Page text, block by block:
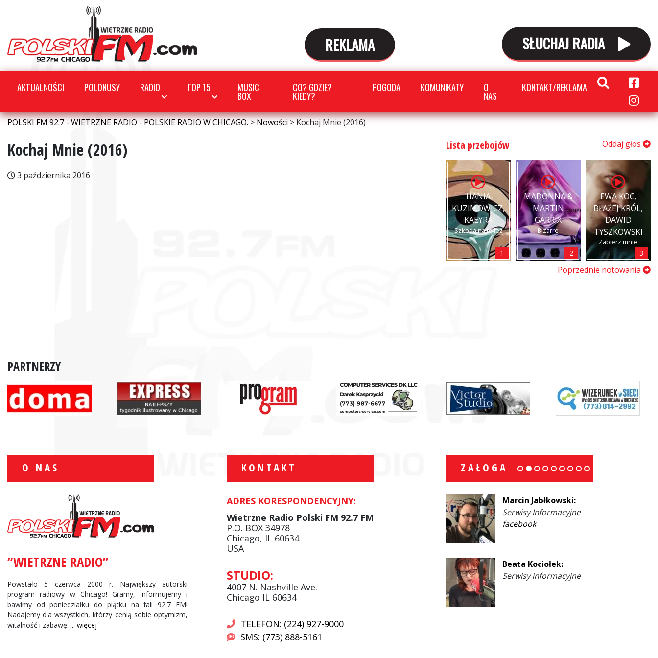
REKLAMA SŁUCHAJ RADIA
AKTUALNOŚCI POLONUSY RADIO TOP 15 MUSIC
BOX
CO? GDZIE?
KIEDY?
POGODA KOMUNIKATY O
NAS
KONTAKT/REKLAMA
POLSKI FM 92.7 - WIETRZNE RADIO - POLSKIE RADIO W CHICAGO.>Nowości>Kochaj Mnie (2016)
Kochaj Mnie (2016)
3 października 2016
Lista przebojów Oddaj głos
HANIA
KUZIMOWICZ,
KAEYRA
Szkoda na to łez
1
MADONNA &
MARTIN
GARRIX
Bizarre
2
EWA KOC,
BŁAŻEJ KRÓL,
DAWID
TYSZKOWSKI
Zabierz mnie
3
Poprzednie notowania
PARTNERZY
O NAS
“WIETRZNE RADIO”
Powstało 5 czerwca 2000 r. Największy autorski
program radiowy w Chicago! Gramy, informujemy i
bawimy od poniedziałku do piątku na fali 92.7 FM!
Nadajemy dla wszystkich, którzy cenią sobie optymizm,
witalność i zabawę. ... więcej
KONTAKT
ADRES KORESPONDENCYJNY:
Wietrzne Radio Polski FM 92.7 FM
P.O. BOX 34978
Chicago, IL 60634
USA
STUDIO:
4007 N. Nashville Ave.
Chicago IL 60634
TELEFON: (224) 927-9000
SMS: (773) 888-5161
ZAŁOGA
Informacje Giełdowe
Krzysztof Wawer:
Komentator
facebook
Marcin Jabłkowski:
Serwisy Informacyjne
facebook
Beata Kociołek:
Serwisy informacyjne